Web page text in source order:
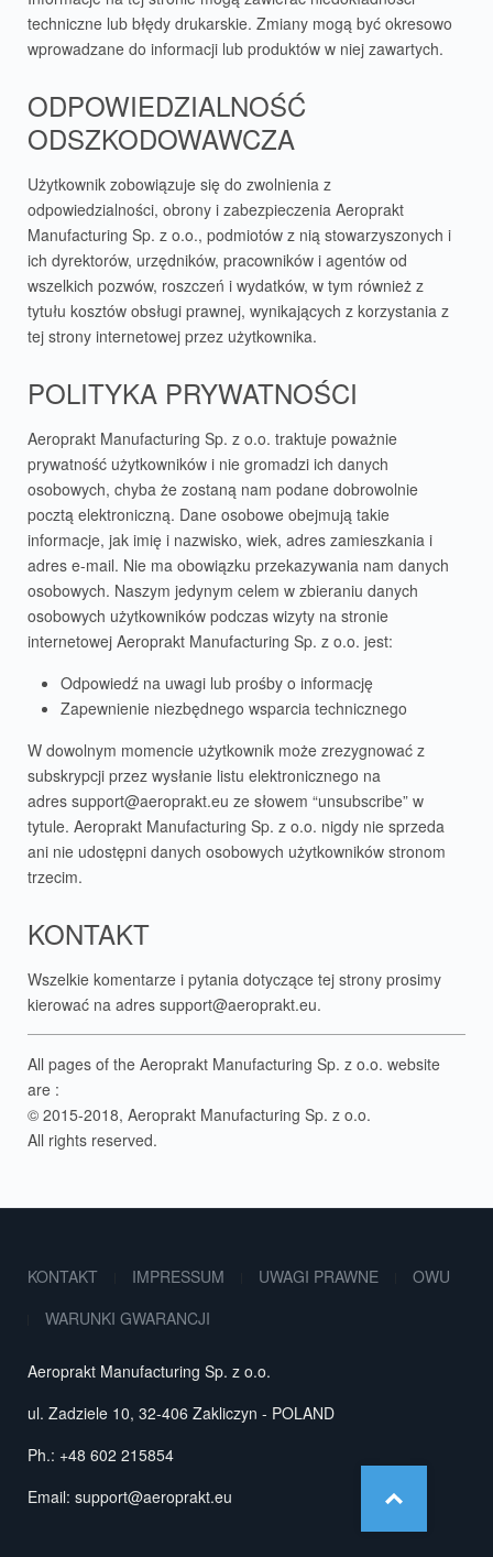
techniczne lub błędy drukarskie. Zmiany mogą być okresowo
wprowadzane do informacji lub produktów w niej zawartych.
ODPOWIEDZIALNOŚĆ
ODSZKODOWAWCZA
Użytkownik zobowiązuje się do zwolnienia z
odpowiedzialności, obrony i zabezpieczenia Aeroprakt
Manufacturing Sp. z o.o., podmiotów z nią stowarzyszonych i
ich dyrektorów, urzędników, pracowników i agentów od
wszelkich pozwów, roszczeń i wydatków, w tym również z
tytułu kosztów obsługi prawnej, wynikających z korzystania z
tej strony internetowej przez użytkownika.
POLITYKA PRYWATNOŚCI
Aeroprakt Manufacturing Sp. z o.o. traktuje poważnie
prywatność użytkowników i nie gromadzi ich danych
osobowych, chyba że zostaną nam podane dobrowolnie
pocztą elektroniczną. Dane osobowe obejmują takie
informacje, jak imię i nazwisko, wiek, adres zamieszkania i
adres e-mail. Nie ma obowiązku przekazywania nam danych
osobowych. Naszym jedynym celem w zbieraniu danych
osobowych użytkowników podczas wizyty na stronie
internetowej Aeroprakt Manufacturing Sp. z o.o. jest:
Odpowiedź na uwagi lub prośby o informację
Zapewnienie niezbędnego wsparcia technicznego
W dowolnym momencie użytkownik może zrezygnować z
subskrypcji przez wysłanie listu elektronicznego na
adres support@aeroprakt.eu ze słowem “unsubscribe” w
tytule. Aeroprakt Manufacturing Sp. z o.o. nigdy nie sprzeda
ani nie udostępni danych osobowych użytkowników stronom
trzecim.
KONTAKT
Wszelkie komentarze i pytania dotyczące tej strony prosimy
kierować na adres support@aeroprakt.eu.
All pages of the Aeroprakt Manufacturing Sp. z o.o. website
are :
© 2015-2018, Aeroprakt Manufacturing Sp. z o.o.
All rights reserved.
KONTAKT IMPRESSUM UWAGI PRAWNE
OWU
WARUNKI GWARANCJI
Aeroprakt Manufacturing Sp. z o.o.
ul. Zadziele 10, 32-406 Zakliczyn - POLAND
Ph.: +48 602 215854
Email: support@aeroprakt.eu